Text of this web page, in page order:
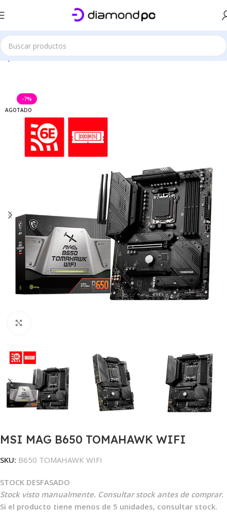
Placas Madre Placas Madre AMD Placas Madre AM5
-7%
AGOTADO
MSI MAG B650 TOMAHAWK WIFI
SKU: B650 TOMAHAWK WIFI
STOCK DESFASADO
Stock visto manualmente. Consultar stock antes de comprar.
Si el producto tiene menos de 5 unidades, consultar stock.
Este sitio es solo demostrativo